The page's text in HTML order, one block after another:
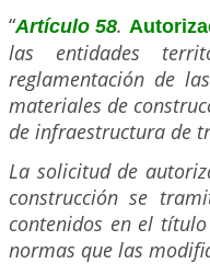
“Artículo 58.
las entidades
reglamentación de
materiales de
de infraestructura de
La solicitud de
construcción se
contenidos en el
normas que las